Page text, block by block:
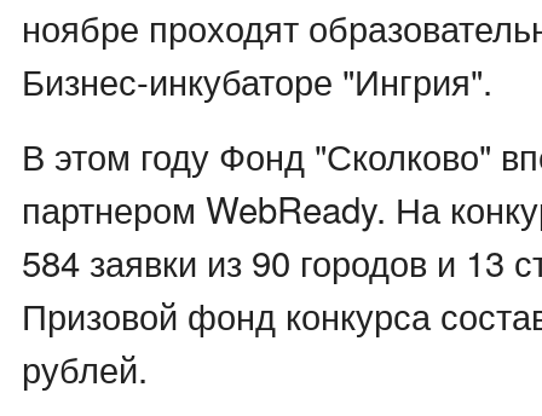
ноябре проходят
Бизнес-инкубаторе "Ингрия".
В этом году Фонд "Сколково"
партнером WebReady. На
584 заявки из 90 городов и 13
Призовой фонд конкурса
рублей.